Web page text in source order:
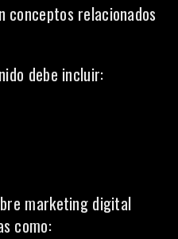
conceptos relacionados
debe incluir:
marketing digital
como: